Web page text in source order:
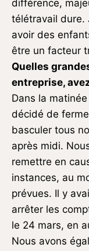
différence,
télétravail dure.
avoir des
être un facteur
Quelles
entreprise,
Dans la
décidé de
basculer tous
après midi.
remettre en
instances, au
prévues. Il y
arrêter les
le 24 mars, en
Nous avons